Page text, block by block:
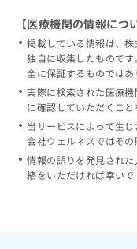
【医療機関の情報につ
掲載している情報は、
独自に収集したもので
全に保証するものではあ
実際に検索された医療
に確認していただくこと
当サービスによって生
会社ウェルネスではその
情報の誤りを発見された
絡をいただければ幸いで